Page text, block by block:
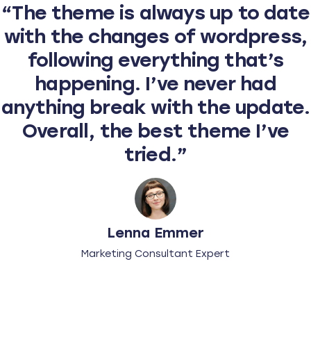
“The theme is always up to date
with the changes of wordpress,
following everything that’s
happening. I’ve never had
anything break with the update.
Overall, the best theme I’ve
tried.”
Lenna Emmer
Marketing Consultant Expert